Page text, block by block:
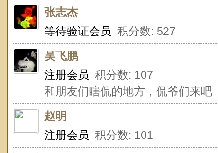
张志杰
等待验证会员 积分数: 527
吴飞鹏
注册会员 积分数: 107
和朋友们瞎侃的地方，侃爷们来吧
赵明
注册会员 积分数: 101